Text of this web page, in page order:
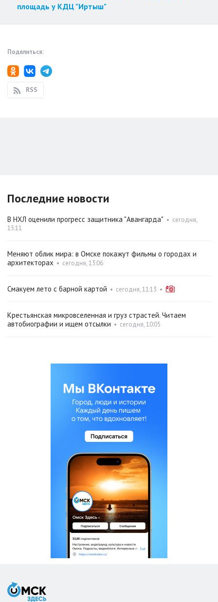
площадь у КДЦ "Иртыш"
Поделиться:
RSS
Последние новости
В НХЛ оценили прогресс защитника "Авангарда" • сегодня,
15:11
Меняют облик мира: в Омске покажут фильмы о городах и
архитекторах • сегодня, 13:06
Смакуем лето с барной картой • сегодня, 11:13 •
Крестьянская микровселенная и груз страстей. Читаем
автобиографии и ищем отсылки • сегодня, 10:05